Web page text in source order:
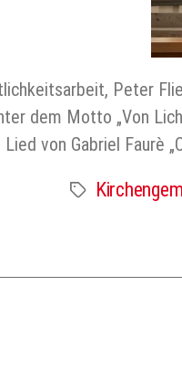
Peter
dem Motto „Von
Lied von Gabriel Faurè
Schlagwörter